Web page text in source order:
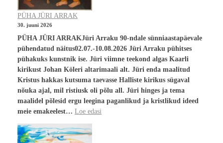
PÜHA JÜRI ARRAK
30. juuni 2026
PÜHA JÜRI ARRAKJüri Arraku 90-ndale sünniaastapäevale
pühendatud näitus02.07.-10.08.2026 Jüri Arraku pühitses
pühakuks kunstnik ise. Jüri viimne teekond algas Kaarli
kirikust Johan Köleri altarimaali alt. Jüri enda maalitud
Kristus hakkas kutsuma taevasse Halliste kirikus sügaval
nõuka ajal, mil ristiusk oli põlu all. Jüri hinges ja tema
maalidel põlesid ergu leegina paganlikud ja kristlikud ideed
meie emakeelest… Loe edasi